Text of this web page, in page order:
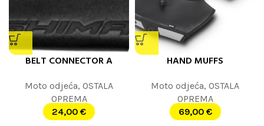
BELT CONNECTOR A
Moto odjeća, OSTALA
OPREMA
24,00 €
HAND MUFFS
Moto odjeća, OSTALA
OPREMA
69,00 €